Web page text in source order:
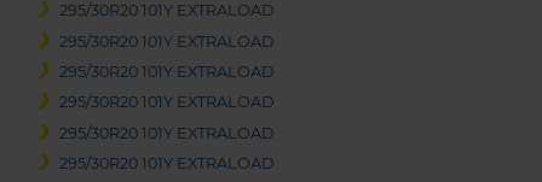
295/30R20 101Y EXTRALOAD
295/30R20 101Y EXTRALOAD
295/30R20 101Y EXTRALOAD
295/30R20 101Y EXTRALOAD
295/30R20 101Y EXTRALOAD
295/30R20 101Y EXTRALOAD